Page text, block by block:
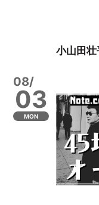
小山田
08/
03
MON